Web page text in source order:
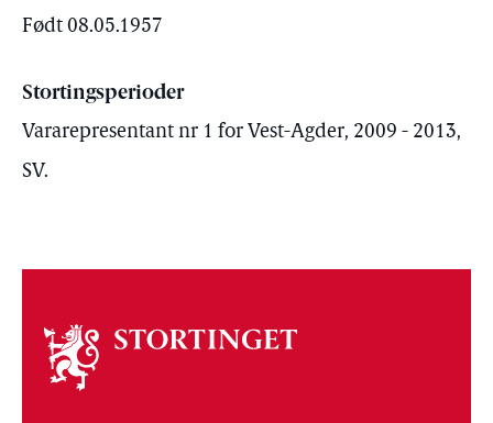
Født 08.05.1957
Stortingsperioder
Vararepresentant nr 1 for Vest-Agder, 2009 - 2013,
SV.
Om
stortinget